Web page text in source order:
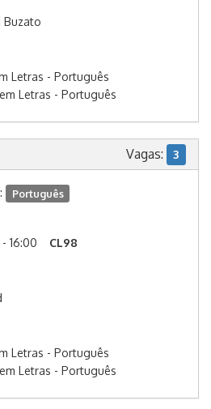
Buzato
Letras - Português
Letras - Português
Vagas: 3
Português
16:00
CL98
Letras - Português
Letras - Português